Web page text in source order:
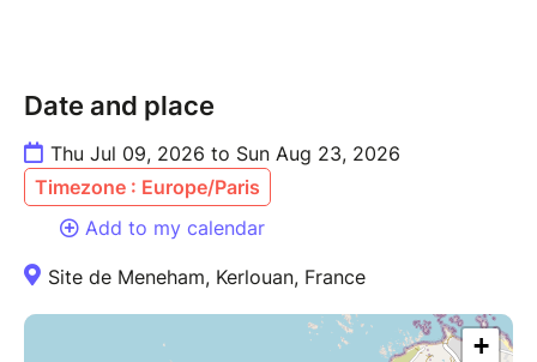
Date and place
Thu Jul 09, 2026 to Sun Aug 23, 2026
Timezone : Europe/Paris
Add to my calendar
Site de Meneham, Kerlouan, France
+